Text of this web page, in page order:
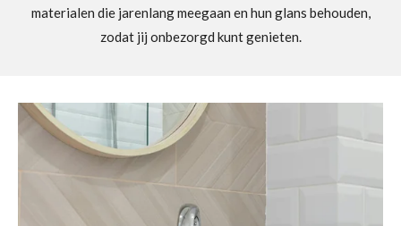
materialen die jarenlang meegaan en hun glans behouden,
zodat jij onbezorgd kunt genieten.